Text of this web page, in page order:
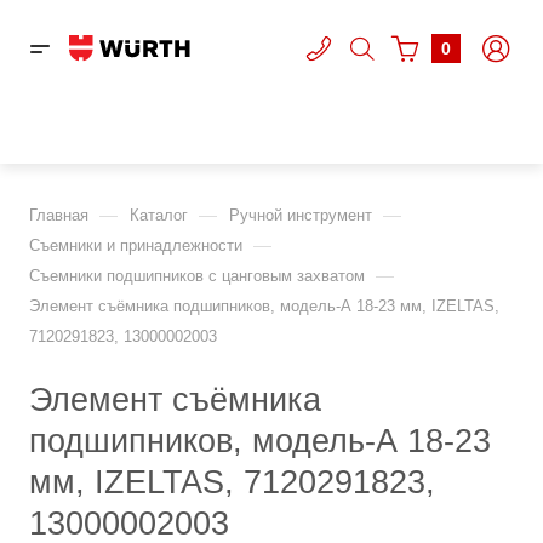
0
Главная — Каталог — Ручной инструмент —
Съемники и принадлежности —
Съемники подшипников с цанговым захватом —
Элемент съёмника подшипников, модель-А 18-23 мм, IZELTAS,
7120291823, 13000002003
Элемент съёмника
подшипников, модель-А 18-23
мм, IZELTAS, 7120291823,
13000002003